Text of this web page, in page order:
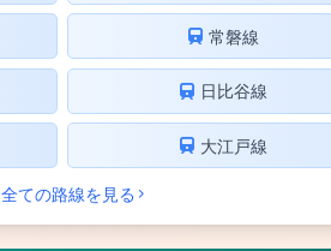
常磐線
日比谷線
大江戸線
全ての路線を見る